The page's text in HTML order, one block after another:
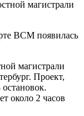
ВСМ появилась
магистрали
Проект,
около 2 часов